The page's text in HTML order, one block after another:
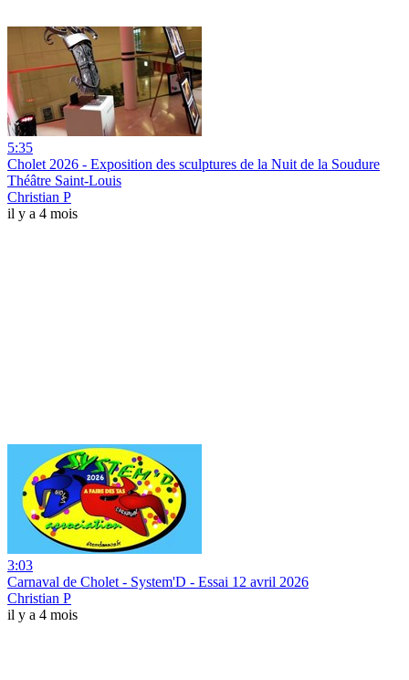
5:35
Cholet 2026 - Exposition des sculptures de la Nuit de la Soudure
Théâtre Saint-Louis
Christian P
il y a 4 mois
3:03
Carnaval de Cholet - System'D - Essai 12 avril 2026
Christian P
il y a 4 mois